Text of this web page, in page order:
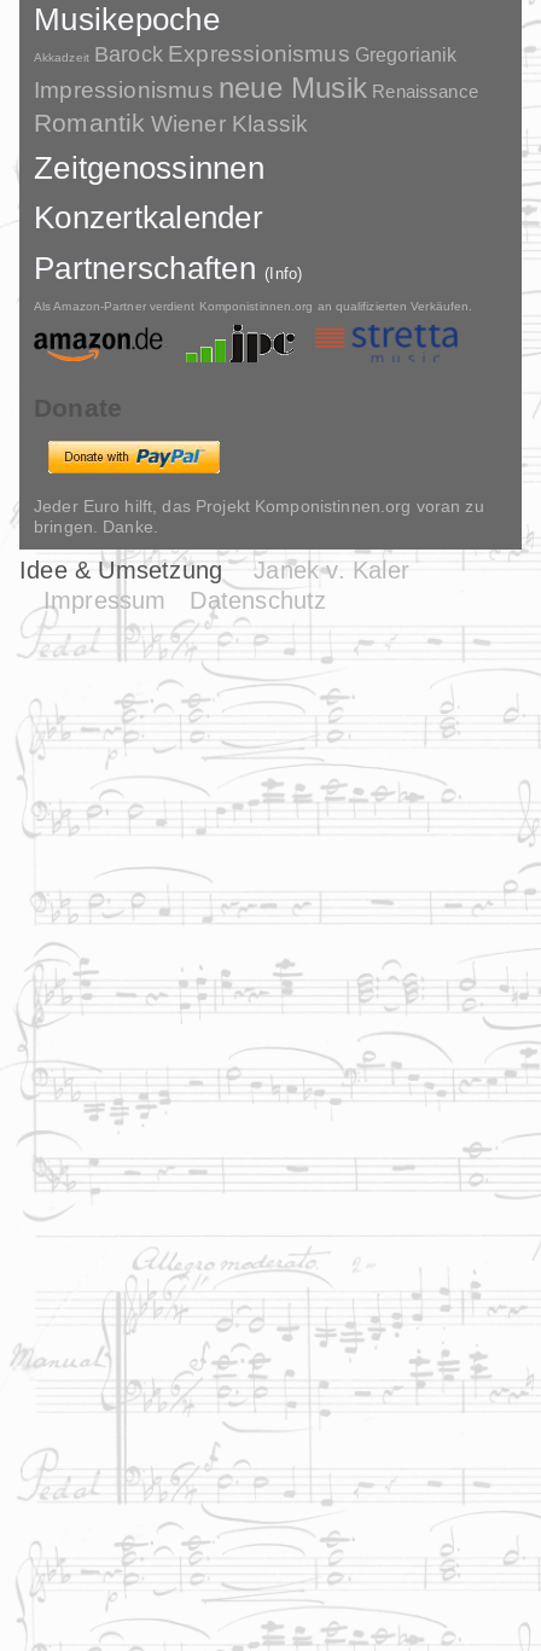
Musikepoche
Akkadzeit Barock Expressionismus Gregorianik
Impressionismus neue Musik Renaissance
Romantik Wiener Klassik
Zeitgenossinnen
Konzertkalender
Partnerschaften(Info)
Als Amazon-Partner verdient Komponistinnen.org an qualifizierten Verkäufen.
Donate
Jeder Euro hilft, das Projekt Komponistinnen.org voran zu
bringen. Danke.
Idee & Umsetzung
Janek v. Kaler
Impressum
Datenschutz